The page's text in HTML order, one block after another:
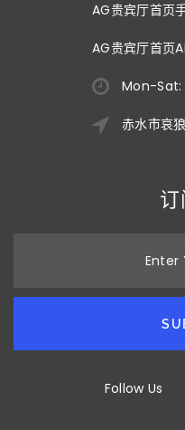
AG贵宾厅首页
AG贵宾厅首页
Mon-Sat:
赤水市哀
Enter
Follow Us